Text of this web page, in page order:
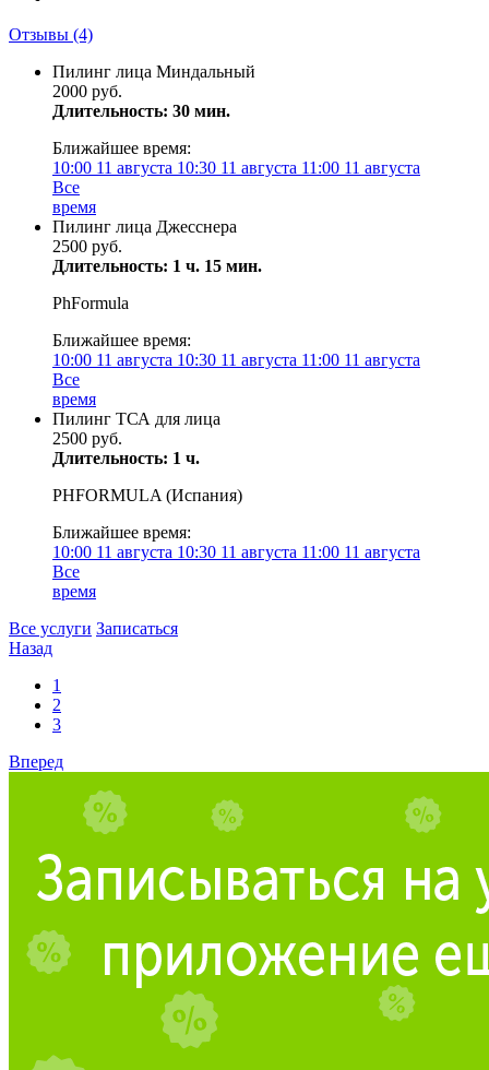
Отзывы (4)
Пилинг лица Миндальный
2000 руб.
Длительность: 30 мин.
Ближайшее время:
10:00 11 августа 10:30 11 августа 11:00 11 августа
Все
время
Пилинг лица Джесснера
2500 руб.
Длительность: 1 ч. 15 мин.
PhFormula
Ближайшее время:
10:00 11 августа 10:30 11 августа 11:00 11 августа
Все
время
Пилинг ТСА для лица
2500 руб.
Длительность: 1 ч.
PHFORMULA (Испания)
Ближайшее время:
10:00 11 августа 10:30 11 августа 11:00 11 августа
Все
время
Все услуги Записаться
Назад
1
2
3
Вперед